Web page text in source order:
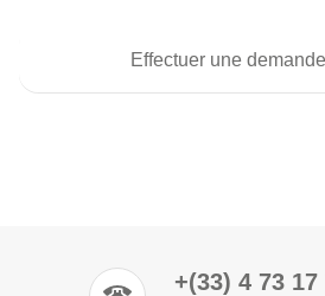
Effectuer une
+(33) 4 73 17